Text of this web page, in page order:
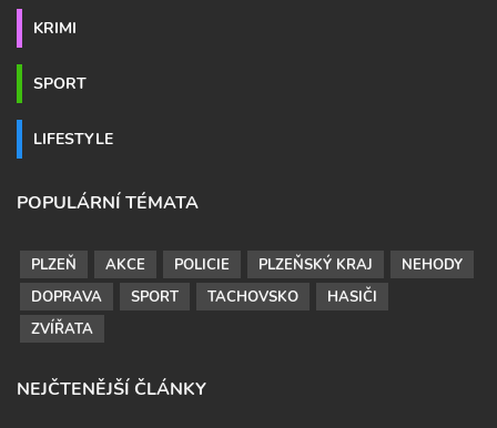
KRIMI
SPORT
LIFESTYLE
POPULÁRNÍ TÉMATA
PLZEŇ AKCE POLICIE PLZEŇSKÝ KRAJ
NEHODY
DOPRAVA
SPORT TACHOVSKO
HASIČI
ZVÍŘATA
NEJČTENĚJŠÍ ČLÁNKY